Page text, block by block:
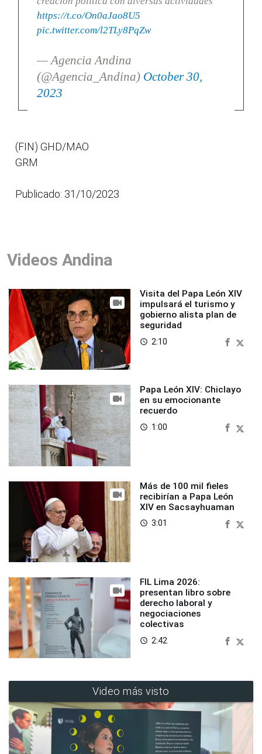
https://t.co/On0aJao8U5
pic.twitter.com/l2TLy8PqZw
— Agencia Andina
(@Agencia_Andina) October 30,
2023
(FIN) GHD/MAO
GRM
Publicado: 31/10/2023
Videos Andina
Visita del Papa León XIV
impulsará el turismo y
gobierno alista plan de
seguridad
access_time 2:10
Papa León XIV: Chiclayo
en su emocionante
recuerdo
access_time 1:00
Más de 100 mil fieles
recibirían a Papa León
XIV en Sacsayhuaman
access_time 3:01
FIL Lima 2026:
presentan libro sobre
derecho laboral y
negociaciones
colectivas
access_time 2:42
Video más visto